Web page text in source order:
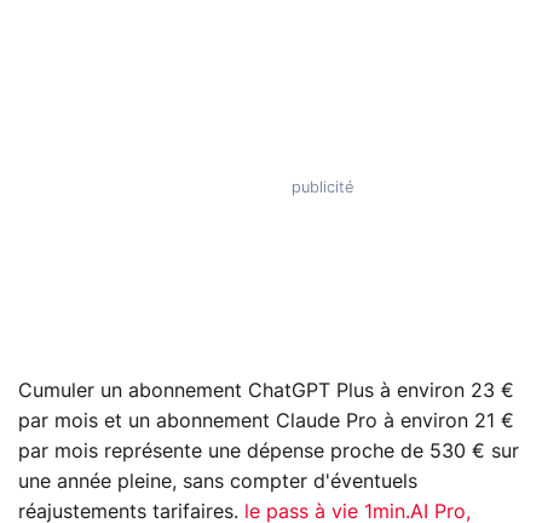
Cumuler un abonnement ChatGPT Plus à environ 23 €
par mois et un abonnement Claude Pro à environ 21 €
par mois représente une dépense proche de 530 € sur
une année pleine, sans compter d'éventuels
réajustements tarifaires.
le pass à vie 1min.AI Pro,